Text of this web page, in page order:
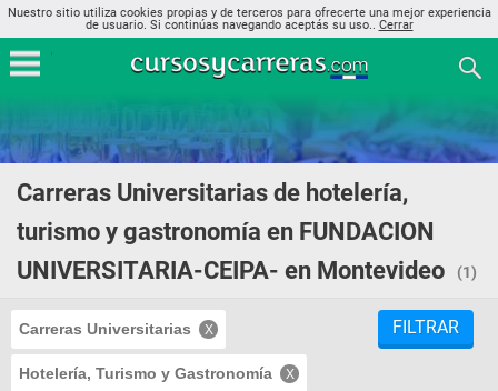
Nuestro sitio utiliza cookies propias y de terceros para ofrecerte una mejor experiencia
de usuario. Si continúas navegando aceptás su uso.. Cerrar
Carreras Universitarias de hotelería,
turismo y gastronomía en FUNDACION
UNIVERSITARIA-CEIPA- en Montevideo
(1)
Carreras Universitarias
Hotelería, Turismo y Gastronomía
FILTRAR